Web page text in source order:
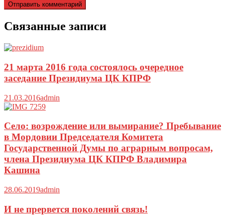
Связанные записи
21 марта 2016 года состоялось очередное
заседание Президиума ЦК КПРФ
21.03.2016admin
Село: возрождение или вымирание? Пребывание
в Мордовии Председателя Комитета
Государственной Думы по аграрным вопросам,
члена Президиума ЦК КПРФ Владимира
Кашина
28.06.2019admin
И не прервется поколений связь!